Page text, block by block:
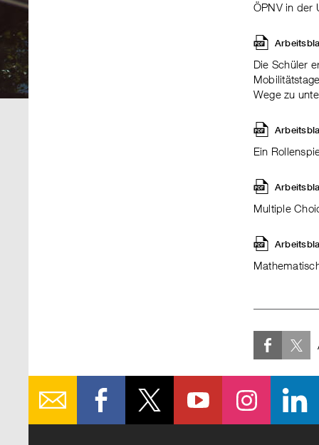
ÖPNV in der
Die Schüler
Wege zu
Ein
Multiple